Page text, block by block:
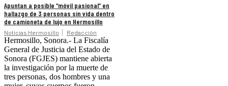
Apuntan a posible “móvil pasional” en
hallazgo de 3 personas sin vida dentro
de camioneta de lujo en Hermosillo
Noticias Hermosillo Redacción
Hermosillo, Sonora.- La Fiscalía
General de Justicia del Estado de
Sonora (FGJES) mantiene abierta
la investigación por la muerte de
tres personas, dos hombres y una